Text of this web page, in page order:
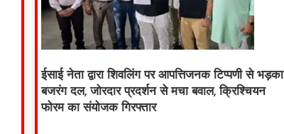
ईसाई नेता द्वारा शिवलिंग पर आपत्तिजनक टिप्पणी से भड़का
बजरंग दल, जोरदार प्रदर्शन से मचा बवाल, क्रिश्चियन
फोरम का संयोजक गिरफ्तार